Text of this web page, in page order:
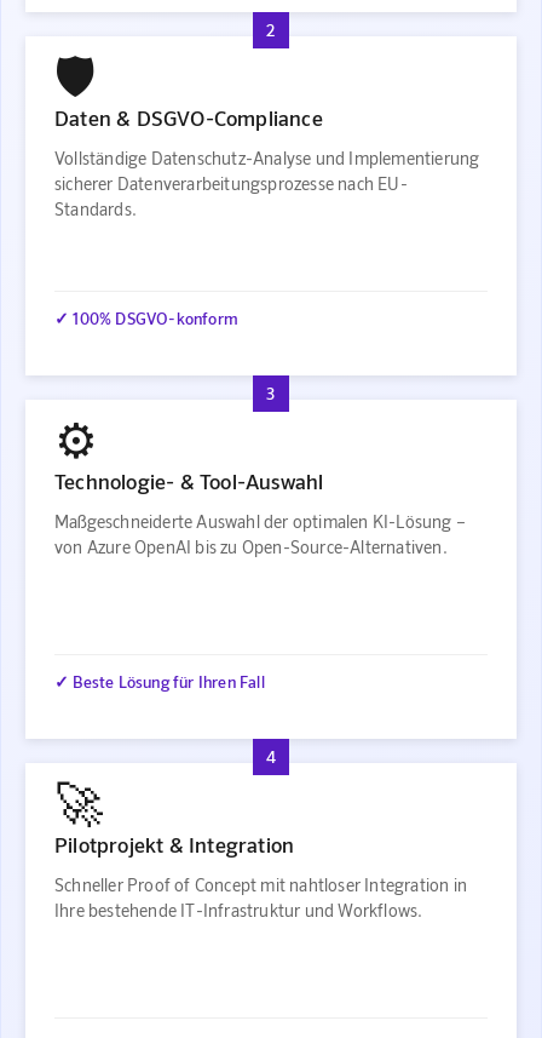
2
🛡️
Daten & DSGVO-Compliance
Vollständige Datenschutz-Analyse und Implementierung
sicherer Datenverarbeitungsprozesse nach EU-
Standards.
✓ 100% DSGVO-konform
3
⚙️
Technologie- & Tool-Auswahl
Maßgeschneiderte Auswahl der optimalen KI-Lösung –
von Azure OpenAI bis zu Open-Source-Alternativen.
✓ Beste Lösung für Ihren Fall
4
🚀
Pilotprojekt & Integration
Schneller Proof of Concept mit nahtloser Integration in
Ihre bestehende IT-Infrastruktur und Workflows.